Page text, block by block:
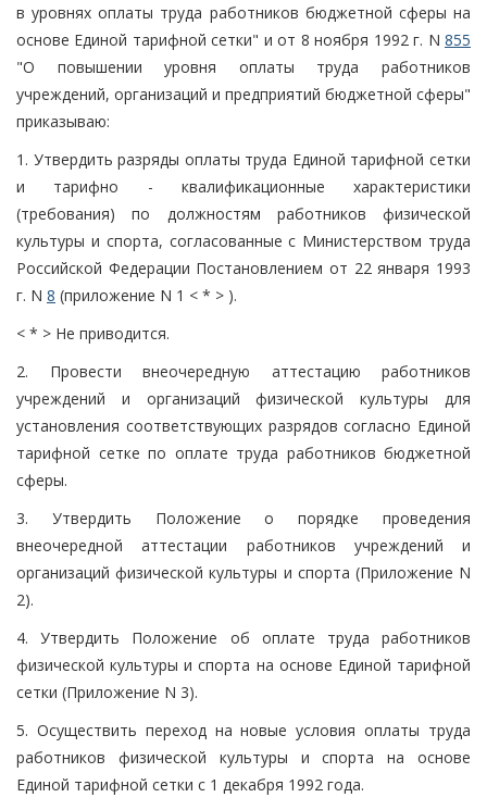
в уровнях оплаты труда работников бюджетной сферы на
основе Единой тарифной сетки" и от 8 ноября 1992 г. N 855
"О повышении уровня оплаты труда работников
учреждений, организаций и предприятий бюджетной сферы"
приказываю:
1. Утвердить разряды оплаты труда Единой тарифной сетки
и тарифно - квалификационные характеристики
(требования) по должностям работников физической
культуры и спорта, согласованные с Министерством труда
Российской Федерации Постановлением от 22 января 1993
г. N 8 (приложение N 1 < * > ).
< * > Не приводится.
2. Провести внеочередную аттестацию работников
учреждений и организаций физической культуры для
установления соответствующих разрядов согласно Единой
тарифной сетке по оплате труда работников бюджетной
сферы.
3. Утвердить Положение о порядке проведения
внеочередной аттестации работников учреждений и
организаций физической культуры и спорта (Приложение N
2).
4. Утвердить Положение об оплате труда работников
физической культуры и спорта на основе Единой тарифной
сетки (Приложение N 3).
5. Осуществить переход на новые условия оплаты труда
работников физической культуры и спорта на основе
Единой тарифной сетки с 1 декабря 1992 года.